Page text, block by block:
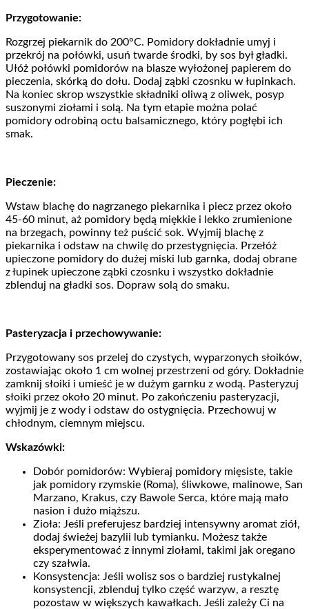
Przygotowanie:
Rozgrzej piekarnik do 200°C. Pomidory dokładnie umyj i
przekrój na połówki, usuń twarde środki, by sos był gładki.
Ułóż połówki pomidorów na blasze wyłożonej papierem do
pieczenia, skórką do dołu. Dodaj ząbki czosnku w łupinkach.
Na koniec skrop wszystkie składniki oliwą z oliwek, posyp
suszonymi ziołami i solą. Na tym etapie można polać
pomidory odrobiną octu balsamicznego, który pogłębi ich
smak.
Pieczenie:
Wstaw blachę do nagrzanego piekarnika i piecz przez około
45-60 minut, aż pomidory będą miękkie i lekko zrumienione
na brzegach, powinny też puścić sok. Wyjmij blachę z
piekarnika i odstaw na chwilę do przestygnięcia. Przełóż
upieczone pomidory do dużej miski lub garnka, dodaj obrane
z łupinek upieczone ząbki czosnku i wszystko dokładnie
zblenduj na gładki sos. Dopraw solą do smaku.
Pasteryzacja i przechowywanie:
Przygotowany sos przelej do czystych, wyparzonych słoików,
zostawiając około 1 cm wolnej przestrzeni od góry. Dokładnie
zamknij słoiki i umieść je w dużym garnku z wodą. Pasteryzuj
słoiki przez około 20 minut. Po zakończeniu pasteryzacji,
wyjmij je z wody i odstaw do ostygnięcia. Przechowuj w
chłodnym, ciemnym miejscu.
Wskazówki:
Dobór pomidorów: Wybieraj pomidory mięsiste, takie
jak pomidory rzymskie (Roma), śliwkowe, malinowe, San
Marzano, Krakus, czy Bawole Serca, które mają mało
nasion i dużo miąższu.
Zioła: Jeśli preferujesz bardziej intensywny aromat ziół,
dodaj świeżej bazylii lub tymianku. Możesz także
eksperymentować z innymi ziołami, takimi jak oregano
czy szałwia.
Konsystencja: Jeśli wolisz sos o bardziej rustykalnej
konsystencji, zblenduj tylko część warzyw, a resztę
pozostaw w większych kawałkach. Jeśli zależy Ci na